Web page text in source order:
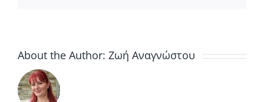
About the Author: Ζωή Αναγνώστου